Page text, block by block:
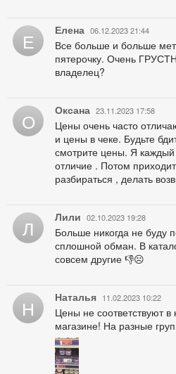
Е Елена 06.12.2023 21:44
Все больше и больше
пятерочку. Очень
владелец?
О Оксана 23.11.2023 17:58
Цены очень часто
и цены в чеке. Будьте
смотрите цены. Я
отличие . Потом
разбираться , делать
Л Лили 02.10.2023 19:28
Больше никогда не буду
сплошной обман. В
совсем другие 👎☹️
Н Наталья 11.02.2023 10:22
Цены не соответствуют в
магазине! На разные